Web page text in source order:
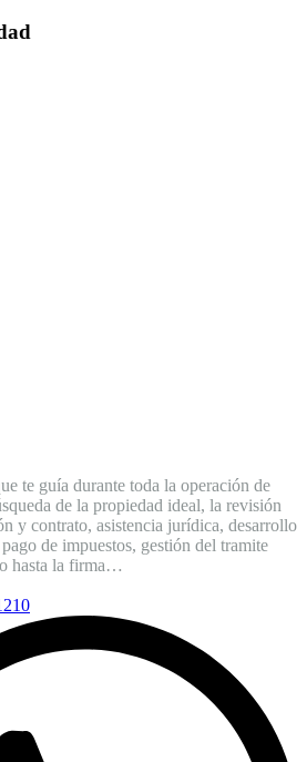
te guía durante toda la operación de
de la propiedad ideal, la revisión
y contrato, asistencia jurídica, desarrollo
de impuestos, gestión del tramite
hasta la firma…